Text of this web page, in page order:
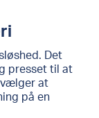
. Det
presset til at
at
på en